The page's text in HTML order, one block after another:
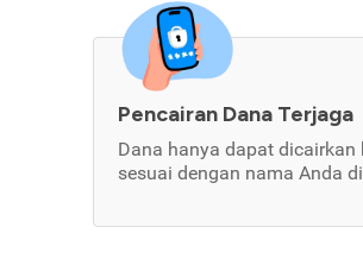
Pencairan Dana Terjaga
Dana hanya dapat dicairkan
sesuai dengan nama Anda di